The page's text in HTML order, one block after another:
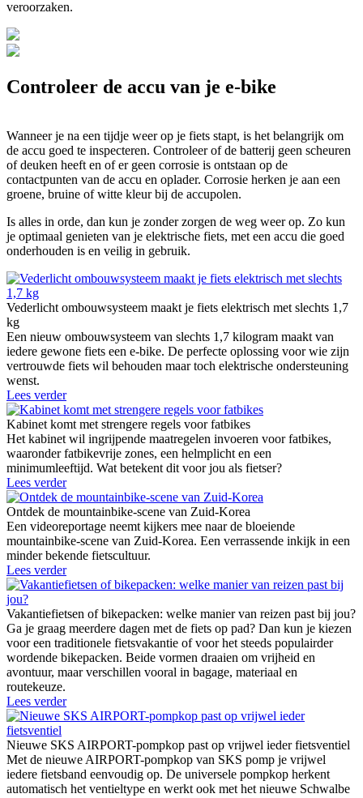
veroorzaken.
Controleer de accu van je e-bike
Wanneer je na een tijdje weer op je fiets stapt, is het belangrijk om
de accu goed te inspecteren. Controleer of de batterij geen scheuren
of deuken heeft en of er geen corrosie is ontstaan op de
contactpunten van de accu en oplader. Corrosie herken je aan een
groene, bruine of witte kleur bij de accupolen.
Is alles in orde, dan kun je zonder zorgen de weg weer op. Zo kun
je optimaal genieten van je elektrische fiets, met een accu die goed
onderhouden is en veilig in gebruik.
Vederlicht ombouwsysteem maakt je fiets elektrisch met slechts 1,7
kg
Een nieuw ombouwsysteem van slechts 1,7 kilogram maakt van
iedere gewone fiets een e-bike. De perfecte oplossing voor wie zijn
vertrouwde fiets wil behouden maar toch elektrische ondersteuning
wenst.
Lees verder
Kabinet komt met strengere regels voor fatbikes
Het kabinet wil ingrijpende maatregelen invoeren voor fatbikes,
waaronder fatbikevrije zones, een helmplicht en een
minimumleeftijd. Wat betekent dit voor jou als fietser?
Lees verder
Ontdek de mountainbike-scene van Zuid-Korea
Een videoreportage neemt kijkers mee naar de bloeiende
mountainbike-scene van Zuid-Korea. Een verrassende inkijk in een
minder bekende fietscultuur.
Lees verder
Vakantiefietsen of bikepacken: welke manier van reizen past bij jou?
Ga je graag meerdere dagen met de fiets op pad? Dan kun je kiezen
voor een traditionele fietsvakantie of voor het steeds populairder
wordende bikepacken. Beide vormen draaien om vrijheid en
avontuur, maar verschillen vooral in bagage, materiaal en
routekeuze.
Lees verder
Nieuwe SKS AIRPORT-pompkop past op vrijwel ieder fietsventiel
Met de nieuwe AIRPORT-pompkop van SKS pomp je vrijwel
iedere fietsband eenvoudig op. De universele pompkop herkent
automatisch het ventieltype en werkt ook met het nieuwe Schwalbe